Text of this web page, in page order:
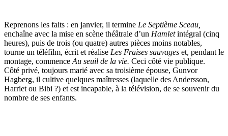
Reprenons les faits : en janvier, il termine Le Septième Sceau,
enchaîne avec la mise en scène théâtrale d’un Hamletintégral (cinq
heures), puis de trois (ou quatre) autres pièces moins notables,
tourne un téléfilm, écrit et réalise Les Fraises sauvages et, pendant le
montage, commence Au seuil de la vie. Ceci côté vie publique.
Côté privé, toujours marié avec sa troisième épouse, Gunvor
Hagberg, il cultive quelques maîtresses (laquelle des Andersson,
Harriet ou Bibi ?) et est incapable, à la télévision, de se souvenir du
nombre de ses enfants.